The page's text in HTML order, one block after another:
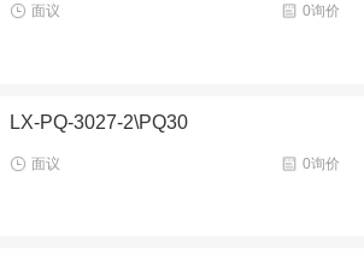
0询价
面议
LX-PQ-3027-2\PQ30
0询价
面议